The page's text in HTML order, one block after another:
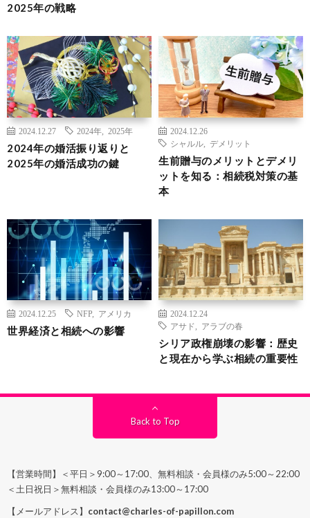
2025年の戦略
2024.12.27 2024年 2025年
2024年の婚活振り返りと
2025年の婚活成功の鍵
2024.12.26
シャルル
デメリット
生前贈与のメリットとデメリ
ットを知る：相続税対策の基
本
2024.12.25 NFP アメリカ
世界経済と相続への影響
2024.12.24
アサド
アラブの春
シリア政権崩壊の影響：歴史
と現在から学ぶ相続の重要性
Back to Top
【営業時間】＜平日＞9:00～17:00、無料相談・会員様のみ5:00～22:00
＜土日祝日＞無料相談・会員様のみ13:00～17:00
【メールアドレス】 contact@charles-of-papillon.com